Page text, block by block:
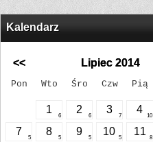
Kalendarz
<< Lipiec 2014
Pon Wto Śro Czw Pią
1
6
2
6
3
7
4
10
7
5
8
5
9
5
10
5
11
8